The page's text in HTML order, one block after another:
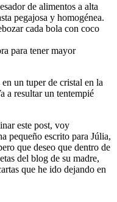
de alimentos a alta
pegajosa y homogénea.
cada bola con coco
para tener mayor
en un tuper de cristal en la
a resultar un tentempié
este post, voy
pequeño escrito para Júlia,
que deseo que dentro de
del blog de su madre,
que he ido dejando en